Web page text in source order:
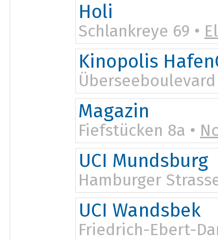
Holi
Schlankreye 69 •
Kinopolis
Überseeboulevard
Magazin
Fiefstücken 8a •
20:30
UCI Mundsburg
Hamburger
UCI Wandsbek
Friedrich-Ebert-